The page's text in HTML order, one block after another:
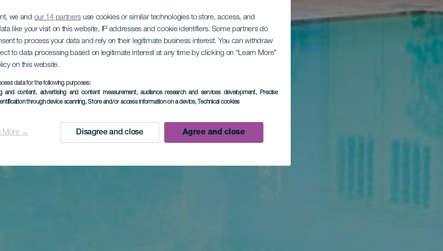
we and our 14 partners use cookies or similar technologies to store, access, and
like your visit on this website, IP addresses and cookie identifiers. Some partners do
to process your data and rely on their legitimate business interest. You can withdraw
to data processing based on legitimate interest at any time by clicking on “Learn More”
on this website.
data for the following purposes:
and content, advertising and content measurement, audience research and services development, Precise
through device scanning, Store and/or access information on a device, Technical cookies
More → Disagree and close Agree and close